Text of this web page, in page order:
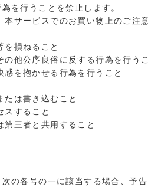
を行うことを禁止します。
サービスでのお買い物上のご注
損ねること
他公序良俗に反する行為を行う
を抱かせる行為を行うこと
は書き込むこと
スすること
三者と共用すること
の各号の一に該当する場合、予